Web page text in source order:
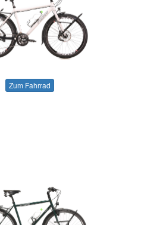
Zum Fahrrad